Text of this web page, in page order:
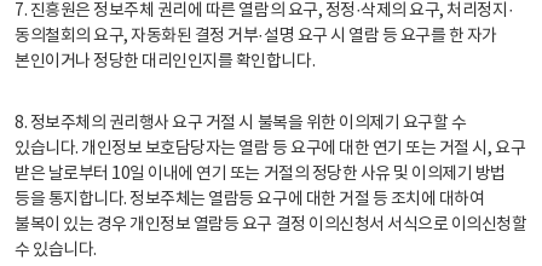
7. 진흥원은 정보주체 권리에 따른 열람의 요구, 정정·삭제의 요구, 처리정지·
동의철회의 요구, 자동화된 결정 거부·설명 요구 시 열람 등 요구를 한 자가
본인이거나 정당한 대리인인지를 확인합니다.
8. 정보주체의 권리행사 요구 거절 시 불복을 위한 이의제기 요구할 수
있습니다. 개인정보 보호담당자는 열람 등 요구에 대한 연기 또는 거절 시, 요구
받은 날로부터 10일 이내에 연기 또는 거절의 정당한 사유 및 이의제기 방법
등을 통지합니다. 정보주체는 열람등 요구에 대한 거절 등 조치에 대하여
불복이 있는 경우 개인정보 열람등 요구 결정 이의신청서 서식으로 이의신청할
수 있습니다.